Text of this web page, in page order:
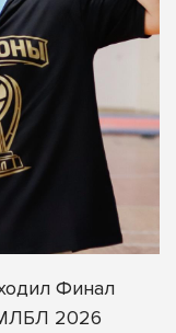
Финал
2026